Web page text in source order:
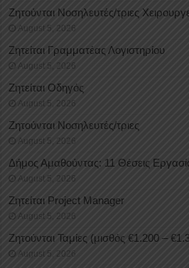
Ζητούνται Νοσηλευτές/τριες
August 5, 2026
Ζητείται Γραμματέας Λογιστηρίου
August 5, 2026
Ζητείται Οδηγός
August 5, 2026
Ζητούνται Νοσηλευτές/τριες
August 5, 2026
Δήμος Αμαθούντας: 11 Θέσεις
August 5, 2026
Ζητείται Project Manager
August 5, 2026
Ζητούνται Ταμίες (μισθός €1.200 –
August 5, 2026